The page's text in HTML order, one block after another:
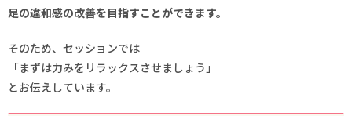
足の違和感の改善を目指すことができます。
そのため、セッションでは
「まずは力みをリラックスさせましょう」
とお伝えしています。